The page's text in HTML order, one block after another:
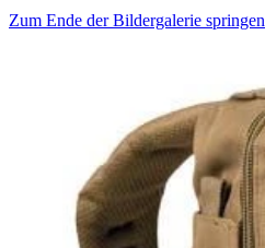
Zum Ende der Bildergalerie springen